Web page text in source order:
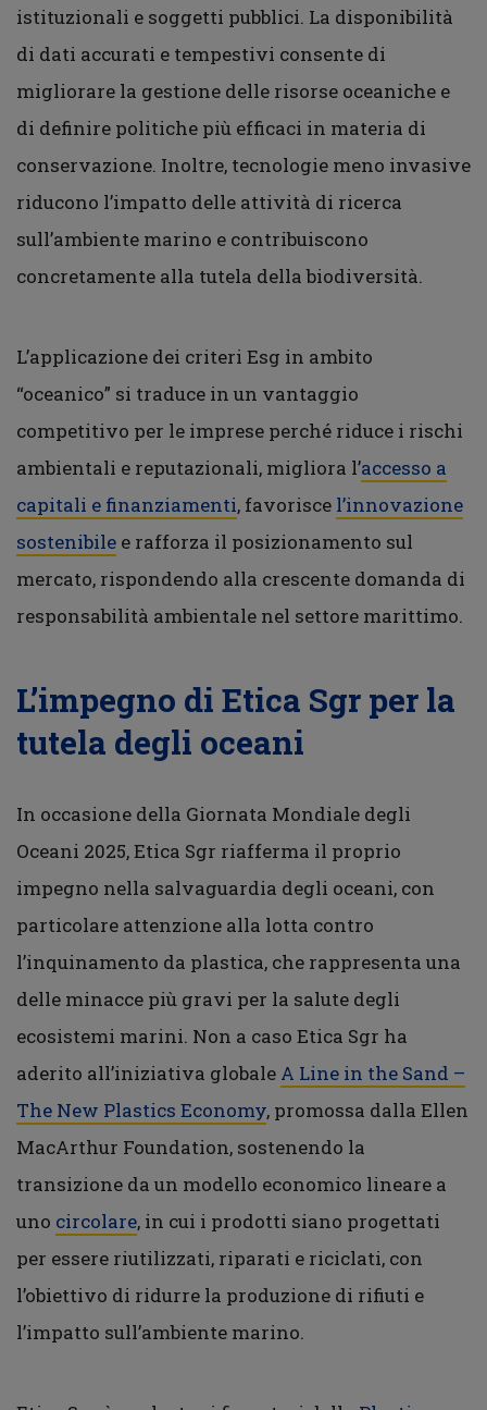
istituzionali e soggetti pubblici. La disponibilità
di dati accurati e tempestivi consente di
migliorare la gestione delle risorse oceaniche e
di definire politiche più efficaci in materia di
conservazione. Inoltre, tecnologie meno invasive
riducono l’impatto delle attività di ricerca
sull’ambiente marino e contribuiscono
concretamente alla tutela della biodiversità.
L’applicazione dei criteri Esg in ambito
“oceanico” si traduce in un vantaggio
competitivo per le imprese perché riduce i rischi
ambientali e reputazionali, migliora l’accesso a
capitali e finanziamenti, favorisce l’innovazione
sostenibile e rafforza il posizionamento sul
mercato, rispondendo alla crescente domanda di
responsabilità ambientale nel settore marittimo.
L’impegno di Etica Sgr per la
tutela degli oceani
In occasione della Giornata Mondiale degli
Oceani 2025, Etica Sgr riafferma il proprio
impegno nella salvaguardia degli oceani, con
particolare attenzione alla lotta contro
l’inquinamento da plastica, che rappresenta una
delle minacce più gravi per la salute degli
ecosistemi marini. Non a caso Etica Sgr ha
aderito all’iniziativa globale A Line in the Sand –
The New Plastics Economy, promossa dalla Ellen
MacArthur Foundation, sostenendo la
transizione da un modello economico lineare a
uno circolare, in cui i prodotti siano progettati
per essere riutilizzati, riparati e riciclati, con
l’obiettivo di ridurre la produzione di rifiuti e
l’impatto sull’ambiente marino.